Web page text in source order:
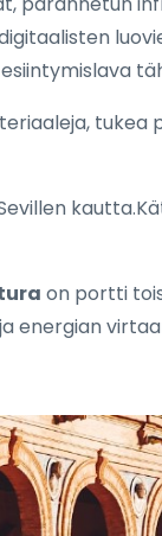
tukea
on portti
energian